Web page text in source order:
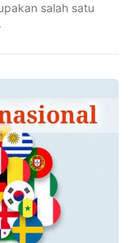
salah satu